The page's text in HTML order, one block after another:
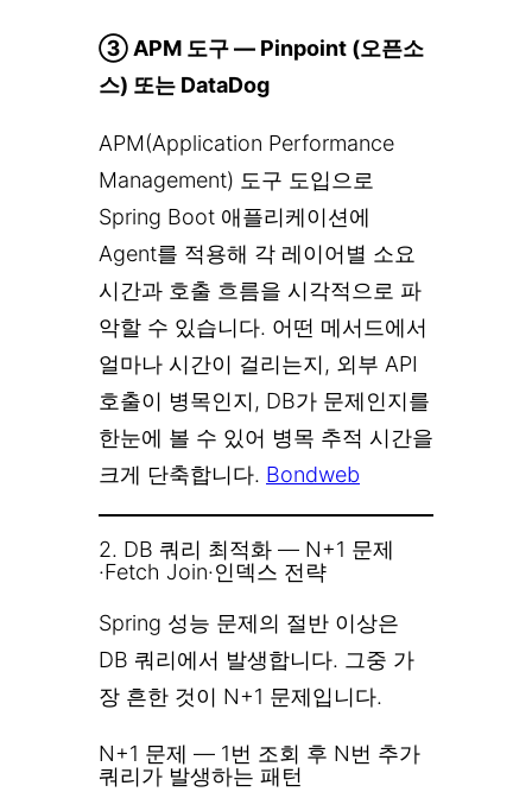
③ APM 도구 — Pinpoint (오픈소
스) 또는 DataDog
APM(Application Performance
Management) 도구 도입으로
Spring Boot 애플리케이션에
Agent를 적용해 각 레이어별 소요
시간과 호출 흐름을 시각적으로 파
악할 수 있습니다. 어떤 메서드에서
얼마나 시간이 걸리는지, 외부 API
호출이 병목인지, DB가 문제인지를
한눈에 볼 수 있어 병목 추적 시간을
크게 단축합니다. Bondweb
2. DB 쿼리 최적화 — N+1 문제
·Fetch Join·인덱스 전략
Spring 성능 문제의 절반 이상은
DB 쿼리에서 발생합니다. 그중 가
장 흔한 것이 N+1 문제입니다.
N+1 문제 — 1번 조회 후 N번 추가
쿼리가 발생하는 패턴